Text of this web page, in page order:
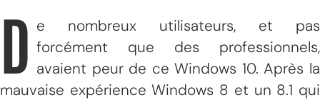
D e nombreux utilisateurs, et pas
forcément que des professionnels,
avaient peur de ce Windows 10. Après la
mauvaise expérience Windows 8 et un 8.1 qui